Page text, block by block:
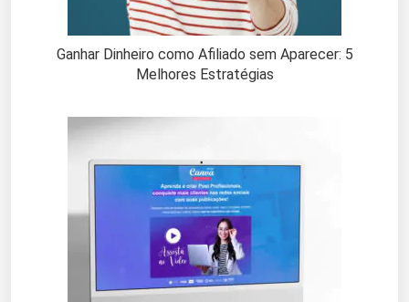
Ganhar Dinheiro como Afiliado sem Aparecer: 5
Melhores Estratégias